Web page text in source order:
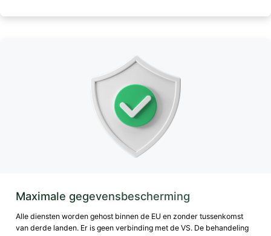
Maximale gegevensbescherming
Alle diensten worden gehost binnen de EU en zonder tussenkomst
van derde landen. Er is geen verbinding met de VS. De behandeling